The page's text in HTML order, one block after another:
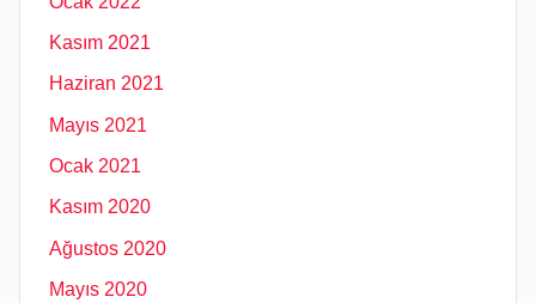
Kasım 2021
Haziran 2021
Mayıs 2021
Ocak 2021
Kasım 2020
Ağustos 2020
Mayıs 2020